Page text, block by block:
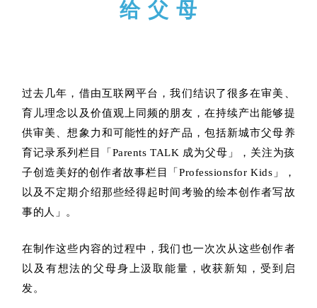
给 父 母
过去几年，借由互联网平台，我们结识了很多在审美、
育儿理念以及价值观上同频的朋友，在持续产出能够提
供审美、想象力和可能性的好产品，包括新城市父母养
育记录系列栏目「Parents TALK 成为父母」，关注为孩
子创造美好的创作者故事栏目「Professionsfor Kids」，
以及不定期介绍那些经得起时间考验的绘本创作者写故
事的人」。
在制作这些内容的过程中，我们也一次次从这些创作者
以及有想法的父母身上汲取能量，收获新知，受到启
发。